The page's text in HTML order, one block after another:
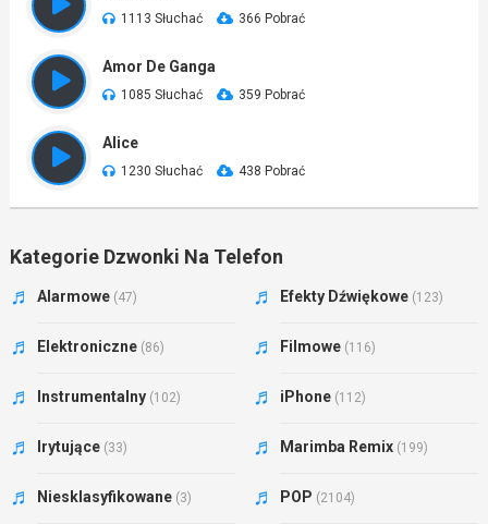
1113 Słuchać 366 Pobrać
Amor De Ganga
1085 Słuchać 359 Pobrać
Alice
1230 Słuchać 438 Pobrać
Kategorie Dzwonki Na Telefon
Alarmowe (47) Efekty Dźwiękowe (123)
Elektroniczne (86) Filmowe (116)
Instrumentalny (102) iPhone (112)
Irytujące (33) Marimba Remix (199)
Niesklasyfikowane (3) POP (2104)